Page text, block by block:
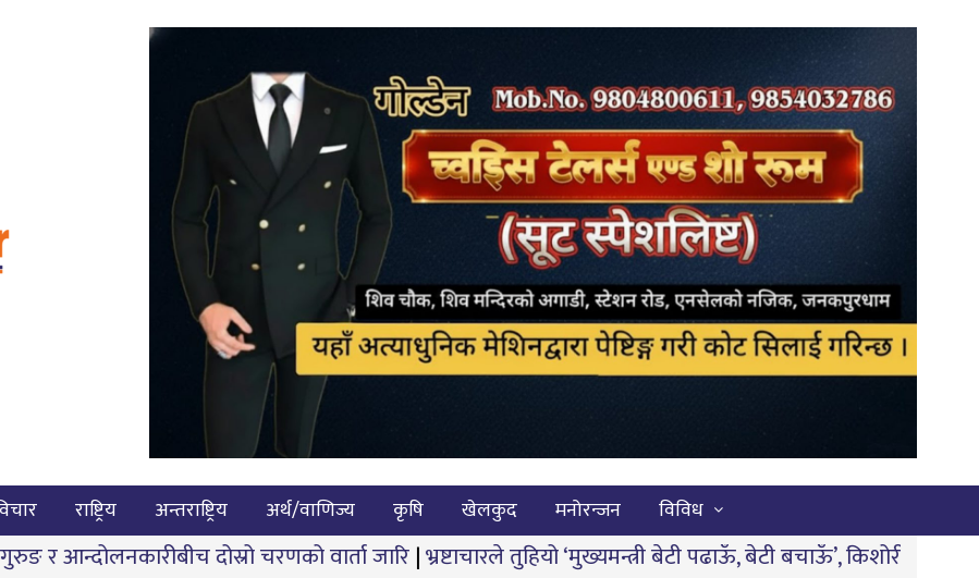
राष्ट्रिय अन्तराष्ट्रिय अर्थ/वाणिज्य कृषि खेलकुद मनोरन्जन विविध
दोस्रो चरणको वार्ता जारि|भ्रष्टाचारले तुहियो ‘मुख्यमन्त्री बेटी पढाऊँ, बेटी बचाऊँ’, किशोरी गुमाए अवसर|बारामा